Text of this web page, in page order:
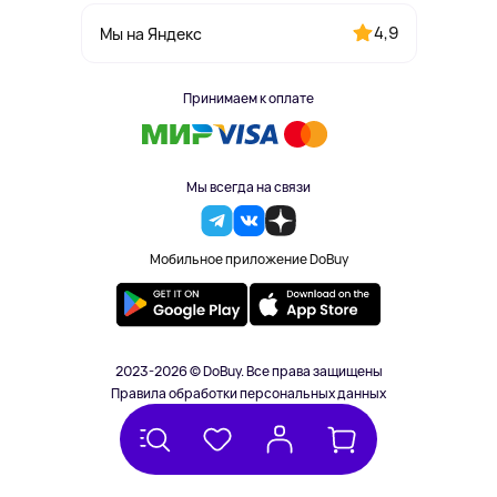
Мы на Яндекс 4,9
Принимаем к оплате
Мы всегда на связи
Мобильное приложение DoBuy
2023-2026 © DoBuy. Все права защищены
Правила обработки персональных данных
Оферта
Создание сайта – NetLab